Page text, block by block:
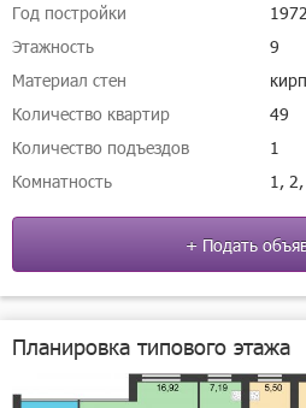
Год постройки
1972
Этажность
9
Материал стен
Количество квартир
49
Количество подъездов
1
Комнатность
1,
+ Подать
Планировка типового этажа